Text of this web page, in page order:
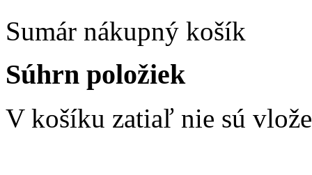
Sumár nákupný košík
Súhrn položiek
V košíku zatiaľ nie sú